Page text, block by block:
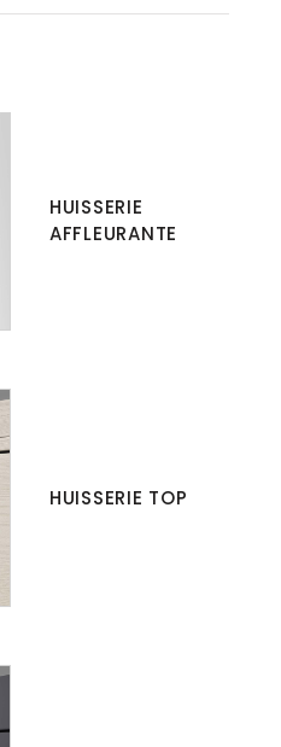
HUISSERIE
AFFLEURANTE
HUISSERIE TOP